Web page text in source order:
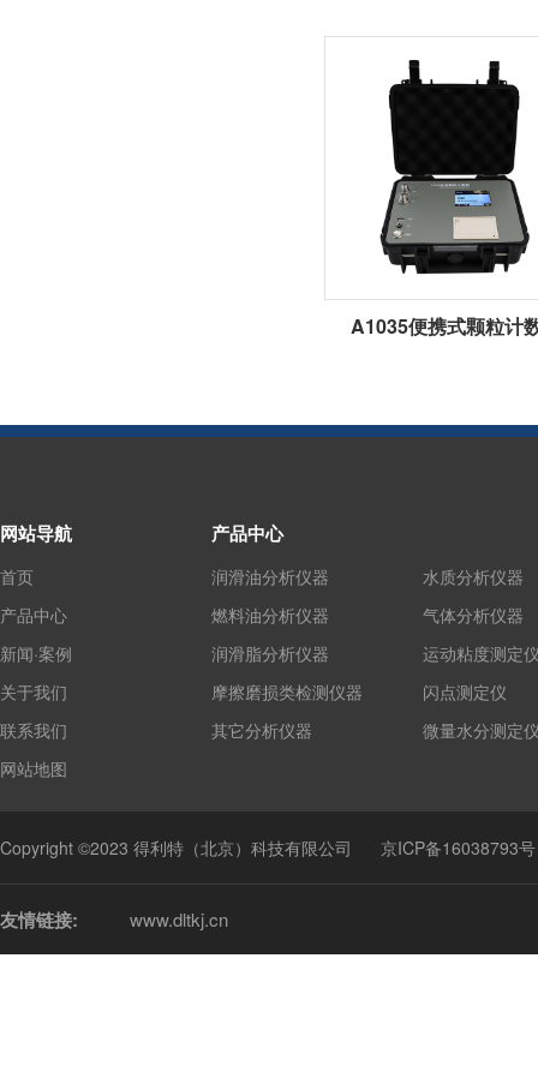
A1035便携式颗粒计
网站导航
首页
产品中心
新闻·案例
关于我们
联系我们
网站地图
产品中心
润滑油分析仪器
燃料油分析仪器
润滑脂分析仪器
摩擦磨损类检测仪器
其它分析仪器
水质分析仪器
气体分析仪器
运动粘度测定
闪点测定仪
微量水分测定
Copyright ©2023 得利特（北京）科技有限公司 京ICP备16038793号
友情链接: www.dltkj.cn